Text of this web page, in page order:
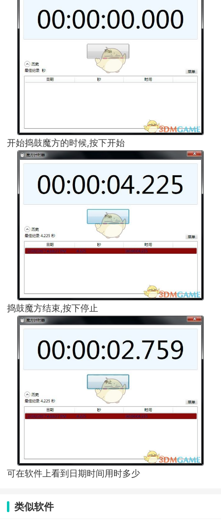
开始捣鼓魔方的时候,按下开始
捣鼓魔方结束,按下停止
可在软件上看到日期时间用时多少
类似软件